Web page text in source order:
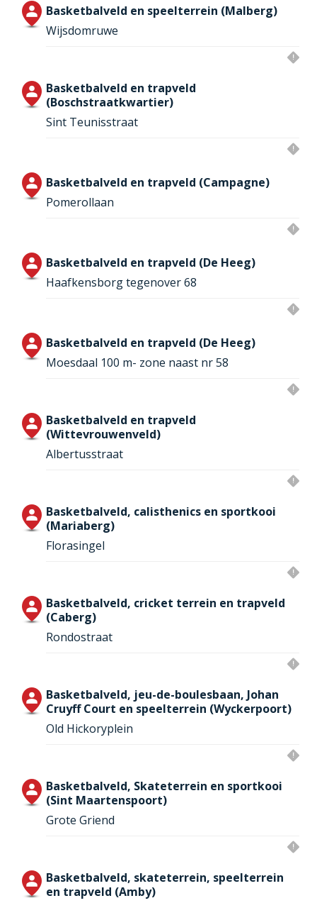
Basketbalveld en speelterrein (Malberg)
Wijsdomruwe
Basketbalveld en trapveld
(Boschstraatkwartier)
Sint Teunisstraat
Basketbalveld en trapveld (Campagne)
Pomerollaan
Basketbalveld en trapveld (De Heeg)
Haafkensborg tegenover 68
Basketbalveld en trapveld (De Heeg)
Moesdaal 100 m- zone naast nr 58
Basketbalveld en trapveld
(Wittevrouwenveld)
Albertusstraat
Basketbalveld, calisthenics en sportkooi
(Mariaberg)
Florasingel
Basketbalveld, cricket terrein en trapveld
(Caberg)
Rondostraat
Basketbalveld, jeu-de-boulesbaan, Johan
Cruyff Court en speelterrein (Wyckerpoort)
Old Hickoryplein
Basketbalveld, Skateterrein en sportkooi
(Sint Maartenspoort)
Grote Griend
Basketbalveld, skateterrein, speelterrein
en trapveld (Amby)